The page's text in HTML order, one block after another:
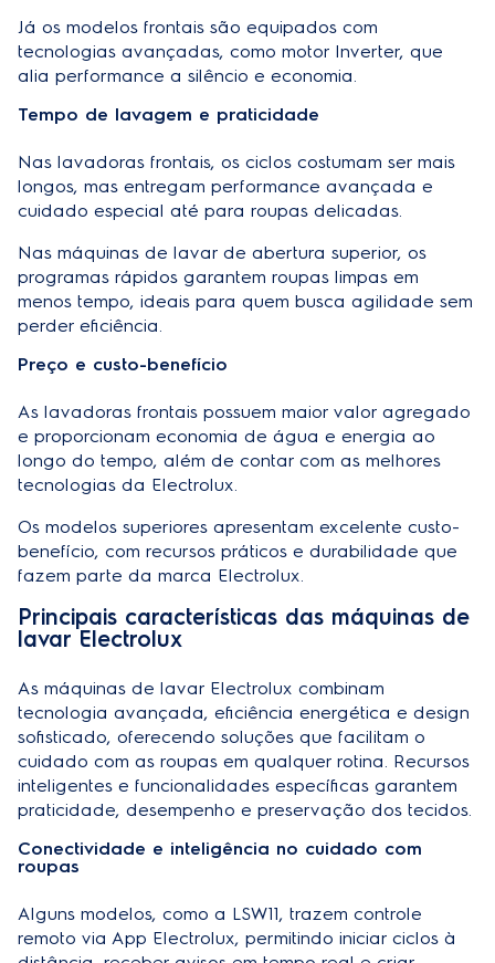
Já os modelos frontais são equipados com
tecnologias avançadas, como motor Inverter, que
alia performance a silêncio e economia.
Tempo de lavagem e praticidade
Nas lavadoras frontais, os ciclos costumam ser mais
longos, mas entregam performance avançada e
cuidado especial até para roupas delicadas.
Nas máquinas de lavar de abertura superior, os
programas rápidos garantem roupas limpas em
menos tempo, ideais para quem busca agilidade sem
perder eficiência.
Preço e custo-benefício
As lavadoras frontais possuem maior valor agregado
e proporcionam economia de água e energia ao
longo do tempo, além de contar com as melhores
tecnologias da Electrolux.
Os modelos superiores apresentam excelente custo-
benefício, com recursos práticos e durabilidade que
fazem parte da marca Electrolux.
Principais características das máquinas de
lavar Electrolux
As máquinas de lavar Electrolux combinam
tecnologia avançada, eficiência energética e design
sofisticado, oferecendo soluções que facilitam o
cuidado com as roupas em qualquer rotina. Recursos
inteligentes e funcionalidades específicas garantem
praticidade, desempenho e preservação dos tecidos.
Conectividade e inteligência no cuidado com
roupas
Alguns modelos, como a LSW11, trazem controle
remoto via App Electrolux, permitindo iniciar ciclos à